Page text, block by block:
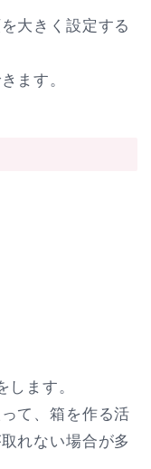
大きく設定する
ます。
ます。
て、箱を作る活
れない場合が多